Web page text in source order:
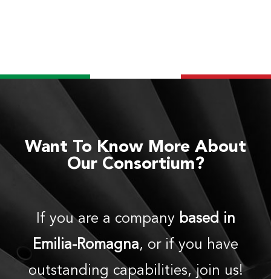
Want To Know More About
Our Consortium?
If you are a company based in
Emilia-Romagna, or if you have
outstanding capabilities, join us!